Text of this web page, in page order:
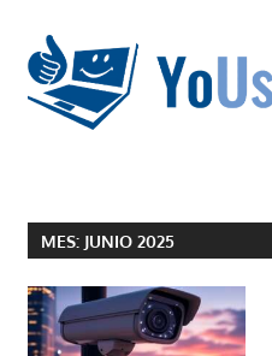
contenido
no
que
estar
MES: JUNIO 2025